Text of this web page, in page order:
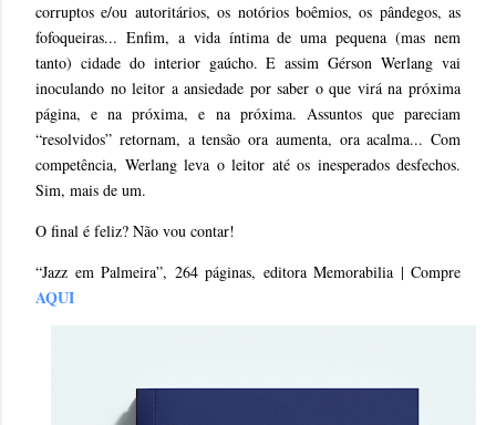
corruptos e/ou autoritários, os notórios boêmios, os pândegos, as
fofoqueiras... Enfim, a vida íntima de uma pequena (mas nem
tanto) cidade do interior gaúcho. E assim Gérson Werlang vai
inoculando no leitor a ansiedade por saber o que virá na próxima
página, e na próxima, e na próxima. Assuntos que pareciam
“resolvidos” retornam, a tensão ora aumenta, ora acalma... Com
competência, Werlang leva o leitor até os inesperados desfechos.
Sim, mais de um.
O final é feliz? Não vou contar!
“Jazz em Palmeira”, 264 páginas, editora Memorabilia | Compre
AQUI